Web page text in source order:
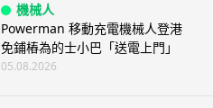
機械人
Powerman 移動充電機械人登港
免鋪樁為的士小巴「送電上門」
05.08.2026